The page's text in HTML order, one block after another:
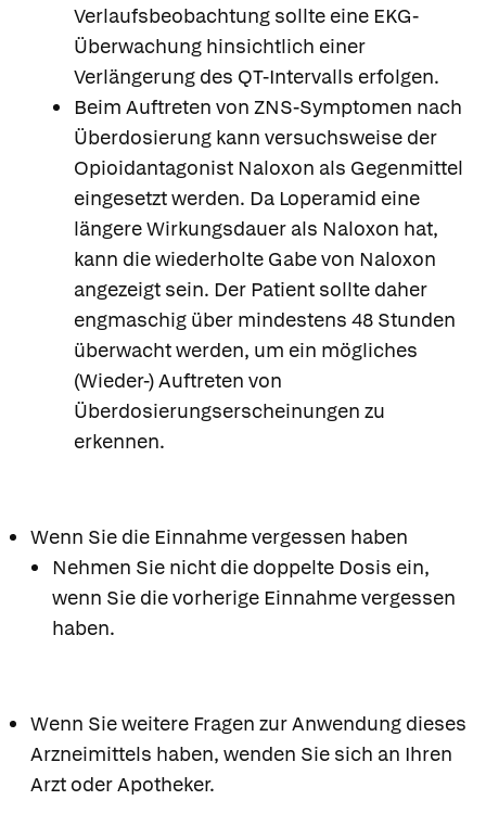
Verlaufsbeobachtung sollte eine EKG-
Überwachung hinsichtlich einer
Verlängerung des QT-Intervalls erfolgen.
Beim Auftreten von ZNS-Symptomen nach
Überdosierung kann versuchsweise der
Opioidantagonist Naloxon als Gegenmittel
eingesetzt werden. Da Loperamid eine
längere Wirkungsdauer als Naloxon hat,
kann die wiederholte Gabe von Naloxon
angezeigt sein. Der Patient sollte daher
engmaschig über mindestens 48 Stunden
überwacht werden, um ein mögliches
(Wieder-) Auftreten von
Überdosierungserscheinungen zu
erkennen.
Wenn Sie die Einnahme vergessen haben
Nehmen Sie nicht die doppelte Dosis ein,
wenn Sie die vorherige Einnahme vergessen
haben.
Wenn Sie weitere Fragen zur Anwendung dieses
Arzneimittels haben, wenden Sie sich an Ihren
Arzt oder Apotheker.